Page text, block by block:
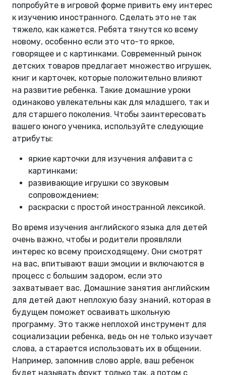
попробуйте в игровой форме привить ему интерес
к изучению иностранного. Сделать это не так
тяжело, как кажется. Ребята тянутся ко всему
новому, особенно если это что-то яркое,
говорящее и с картинками. Современный рынок
детских товаров предлагает множество игрушек,
книг и карточек, которые положительно влияют
на развитие ребенка. Такие домашние уроки
одинаково увлекательны как для младшего, так и
для старшего поколения. Чтобы заинтересовать
вашего юного ученика, используйте следующие
атрибуты:
яркие карточки для изучения алфавита с
картинками;
развивающие игрушки со звуковым
сопровождением;
раскраски с простой иностранной лексикой.
Во время изучения английского языка для детей
очень важно, чтобы и родители проявляли
интерес ко всему происходящему. Они смотрят
на вас, впитывают ваши эмоции и включаются в
процесс с большим задором, если это
захватывает вас. Домашние занятия английским
для детей дают неплохую базу знаний, которая в
будущем поможет осваивать школьную
программу. Это также неплохой инструмент для
социализации ребенка, ведь он не только изучает
слова, а старается использовать их в общении.
Например, запомнив слово apple, ваш ребенок
будет называть фрукт только так, а потом с